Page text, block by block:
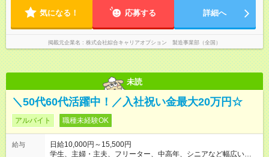
気になる！ 応募する 詳細へ
掲載元企業名 株式会社綜合キャリアオプション 製造事業部（全国）
未読
＼50代60代活躍中！／入社祝い金最大20万円☆
アルバイト 職種未経験OK
給与
日給10,000円～15,500円
学生、主婦・主夫、フリーター、中高年、シニアなど幅広い世